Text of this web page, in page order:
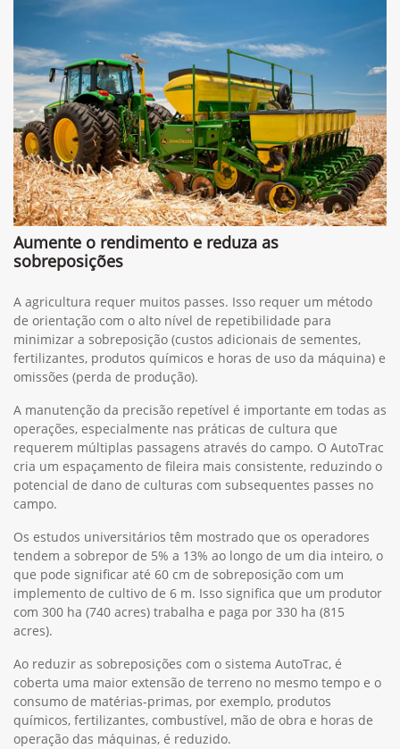
Aumente o rendimento e reduza as
sobreposições
A agricultura requer muitos passes. Isso requer um método
de orientação com o alto nível de repetibilidade para
minimizar a sobreposição (custos adicionais de sementes,
fertilizantes, produtos químicos e horas de uso da máquina) e
omissões (perda de produção).
A manutenção da precisão repetível é importante em todas as
operações, especialmente nas práticas de cultura que
requerem múltiplas passagens através do campo. O AutoTrac
cria um espaçamento de fileira mais consistente, reduzindo o
potencial de dano de culturas com subsequentes passes no
campo.
Os estudos universitários têm mostrado que os operadores
tendem a sobrepor de 5% a 13% ao longo de um dia inteiro, o
que pode significar até 60 cm de sobreposição com um
implemento de cultivo de 6 m. Isso significa que um produtor
com 300 ha (740 acres) trabalha e paga por 330 ha (815
acres).
Ao reduzir as sobreposições com o sistema AutoTrac, é
coberta uma maior extensão de terreno no mesmo tempo e o
consumo de matérias-primas, por exemplo, produtos
químicos, fertilizantes, combustível, mão de obra e horas de
operação das máquinas, é reduzido.